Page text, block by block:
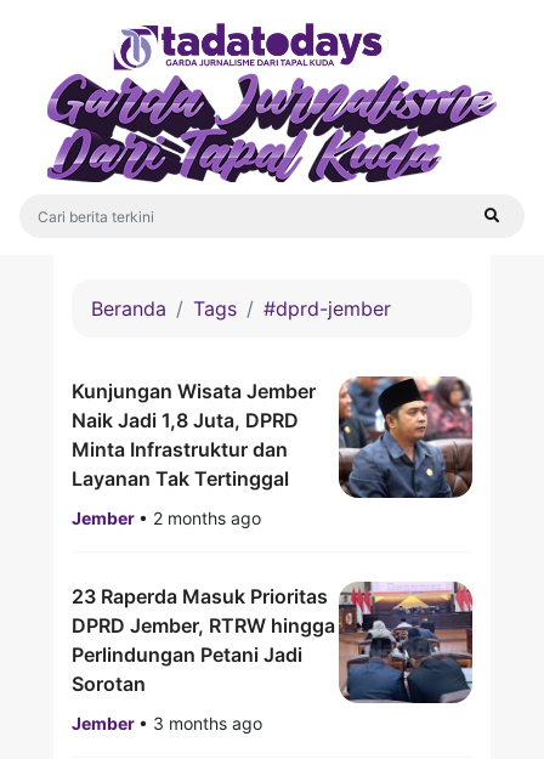
Beranda Tags #dprd-jember
Kunjungan Wisata Jember
Naik Jadi 1,8 Juta, DPRD
Minta Infrastruktur dan
Layanan Tak Tertinggal
Jember • 2 months ago
23 Raperda Masuk Prioritas
DPRD Jember, RTRW hingga
Perlindungan Petani Jadi
Sorotan
Jember • 3 months ago